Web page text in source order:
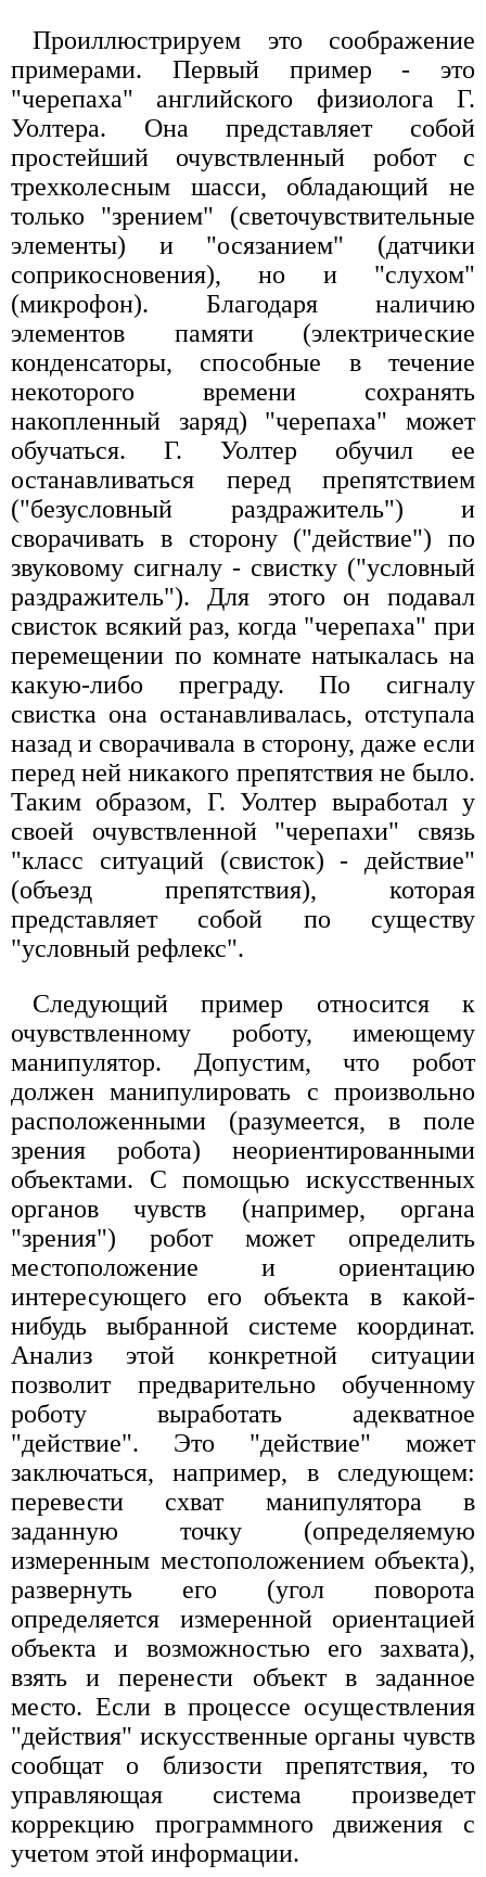
Проиллюстрируем это соображение
примерами. Первый пример - это
"черепаха" английского физиолога Г.
Уолтера. Она представляет собой
простейший очувствленный робот с
трехколесным шасси, обладающий не
только "зрением" (светочувствительные
элементы) и "осязанием" (датчики
соприкосновения), но и "слухом"
(микрофон). Благодаря наличию
элементов памяти (электрические
конденсаторы, способные в течение
некоторого времени сохранять
накопленный заряд) "черепаха" может
обучаться. Г. Уолтер обучил ее
останавливаться перед препятствием
("безусловный раздражитель") и
сворачивать в сторону ("действие") по
звуковому сигналу - свистку ("условный
раздражитель"). Для этого он подавал
свисток всякий раз, когда "черепаха" при
перемещении по комнате натыкалась на
какую-либо преграду. По сигналу
свистка она останавливалась, отступала
назад и сворачивала в сторону, даже если
перед ней никакого препятствия не было.
Таким образом, Г. Уолтер выработал у
своей очувствленной "черепахи" связь
"класс ситуаций (свисток) - действие"
(объезд препятствия), которая
представляет собой по существу
"условный рефлекс".
Следующий пример относится к
очувствленному роботу, имеющему
манипулятор. Допустим, что робот
должен манипулировать с произвольно
расположенными (разумеется, в поле
зрения робота) неориентированными
объектами. С помощью искусственных
органов чувств (например, органа
"зрения") робот может определить
местоположение и ориентацию
интересующего его объекта в какой-
нибудь выбранной системе координат.
Анализ этой конкретной ситуации
позволит предварительно обученному
роботу выработать адекватное
"действие". Это "действие" может
заключаться, например, в следующем:
перевести схват манипулятора в
заданную точку (определяемую
измеренным местоположением объекта),
развернуть его (угол поворота
определяется измеренной ориентацией
объекта и возможностью его захвата),
взять и перенести объект в заданное
место. Если в процессе осуществления
"действия" искусственные органы чувств
сообщат о близости препятствия, то
управляющая система произведет
коррекцию программного движения с
учетом этой информации.